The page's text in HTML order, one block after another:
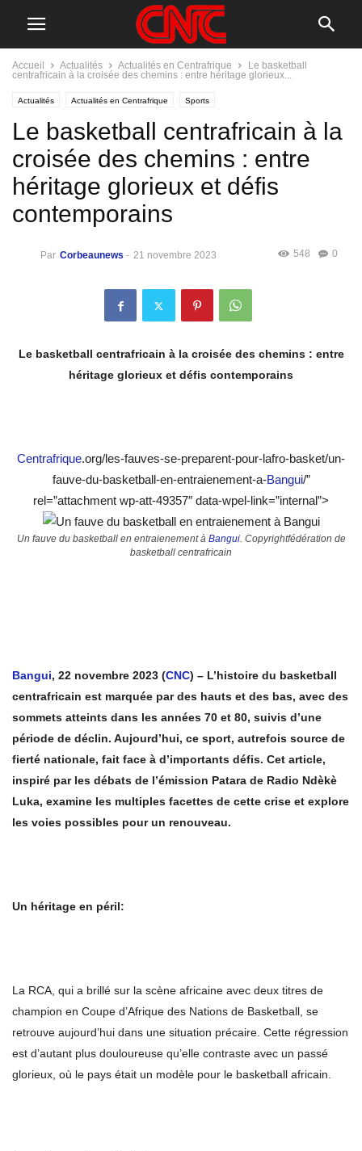
Accueil Actualités Actualités en Centrafrique
Le basketball
centrafricain à la croisée des chemins : entre héritage glorieux...
Actualités Actualités en Centrafrique Sports
Le basketball centrafricain à la
croisée des chemins : entre
héritage glorieux et défis
contemporains
Par Corbeaunews - 21 novembre 2023 0
548
Le basketball centrafricain à la croisée des chemins : entre
héritage glorieux et défis contemporains
Centrafrique.org/les-fauves-se-preparent-pour-lafro-basket/un-
fauve-du-basketball-en-entraienement-a-Bangui/”
rel=”attachment wp-att-49357″ data-wpel-link=”internal”>
Un fauve du basketball en entraienement à Bangui. Copyrightfédération de
basketball centrafricain
Bangui, 22 novembre 2023 (CNC) – L’histoire du basketball
centrafricain est marquée par des hauts et des bas, avec des
sommets atteints dans les années 70 et 80, suivis d’une
période de déclin. Aujourd’hui, ce sport, autrefois source de
fierté nationale, fait face à d’importants défis. Cet article,
inspiré par les débats de l’émission Patara de Radio Ndèkè
Luka, examine les multiples facettes de cette crise et explore
les voies possibles pour un renouveau.
Un héritage en péril:
La RCA, qui a brillé sur la scène africaine avec deux titres de
champion en Coupe d’Afrique des Nations de Basketball, se
retrouve aujourd’hui dans une situation précaire. Cette régression
est d’autant plus douloureuse qu’elle contraste avec un passé
glorieux, où le pays était un modèle pour le basketball africain.